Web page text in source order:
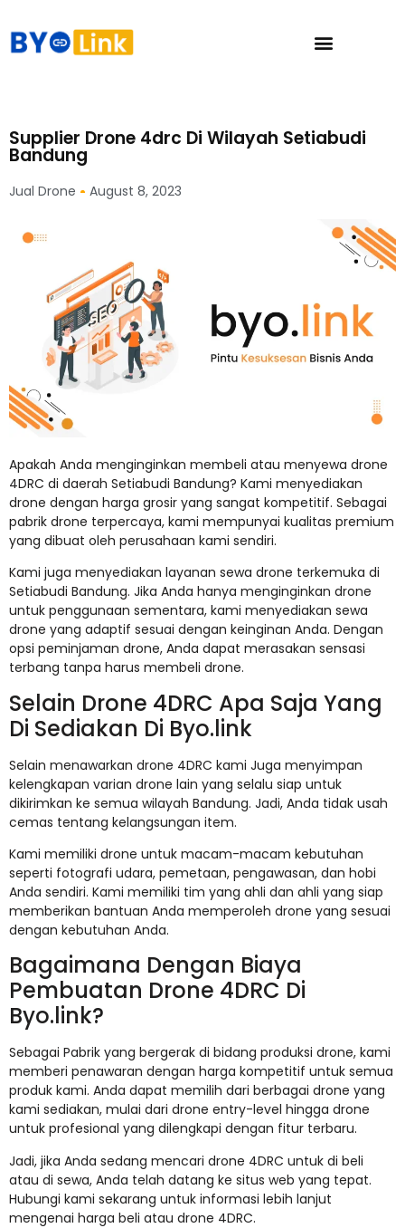
Supplier Drone 4drc Di Wilayah Setiabudi
Bandung
Jual Drone August 8, 2023
Apakah Anda menginginkan membeli atau menyewa drone
4DRC di daerah Setiabudi Bandung? Kami menyediakan
drone dengan harga grosir yang sangat kompetitif. Sebagai
pabrik drone terpercaya, kami mempunyai kualitas premium
yang dibuat oleh perusahaan kami sendiri.
Kami juga menyediakan layanan sewa drone terkemuka di
Setiabudi Bandung. Jika Anda hanya menginginkan drone
untuk penggunaan sementara, kami menyediakan sewa
drone yang adaptif sesuai dengan keinginan Anda. Dengan
opsi peminjaman drone, Anda dapat merasakan sensasi
terbang tanpa harus membeli drone.
Selain Drone 4DRC Apa Saja Yang
Di Sediakan Di Byo.link
Selain menawarkan drone 4DRC kami Juga menyimpan
kelengkapan varian drone lain yang selalu siap untuk
dikirimkan ke semua wilayah Bandung. Jadi, Anda tidak usah
cemas tentang kelangsungan item.
Kami memiliki drone untuk macam-macam kebutuhan
seperti fotografi udara, pemetaan, pengawasan, dan hobi
Anda sendiri. Kami memiliki tim yang ahli dan ahli yang siap
memberikan bantuan Anda memperoleh drone yang sesuai
dengan kebutuhan Anda.
Bagaimana Dengan Biaya
Pembuatan Drone 4DRC Di
Byo.link?
Sebagai Pabrik yang bergerak di bidang produksi drone, kami
memberi penawaran dengan harga kompetitif untuk semua
produk kami. Anda dapat memilih dari berbagai drone yang
kami sediakan, mulai dari drone entry-level hingga drone
untuk profesional yang dilengkapi dengan fitur terbaru.
Jadi, jika Anda sedang mencari drone 4DRC untuk di beli
atau di sewa, Anda telah datang ke situs web yang tepat.
Hubungi kami sekarang untuk informasi lebih lanjut
mengenai harga beli atau drone 4DRC.